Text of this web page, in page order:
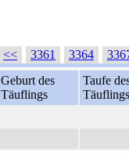
<< 3361 3364
Geburt des
Täuflings
Taufe
Täuflings